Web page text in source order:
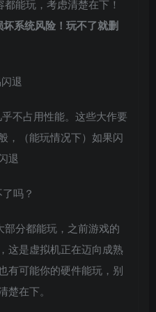
能玩，考虑清楚在下！
系统风险！玩不了就删
退
不占用性能。这些大作要
，（能玩情况下）如果闪
退
吗？
分都能玩，之前游戏的
这是虚拟机正在迈向成熟
有可能你的硬件能玩，别
楚在下。